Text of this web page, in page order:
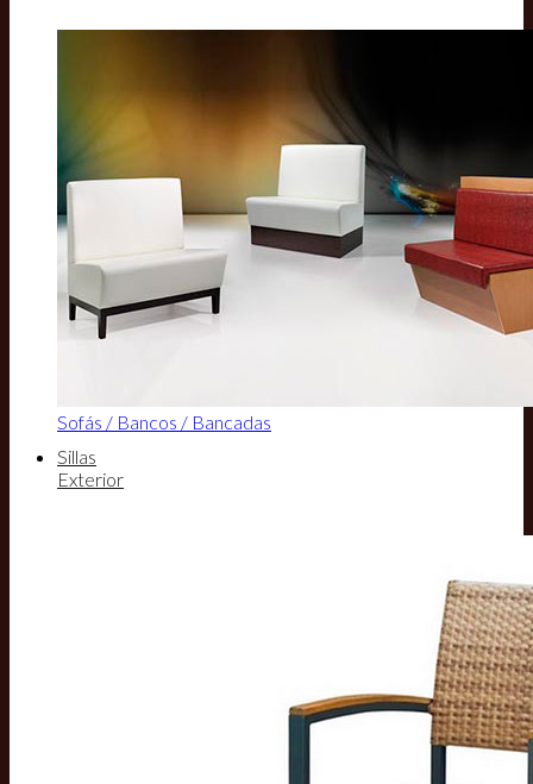
Sofás / Bancos / Bancadas
Sillas
Exterior